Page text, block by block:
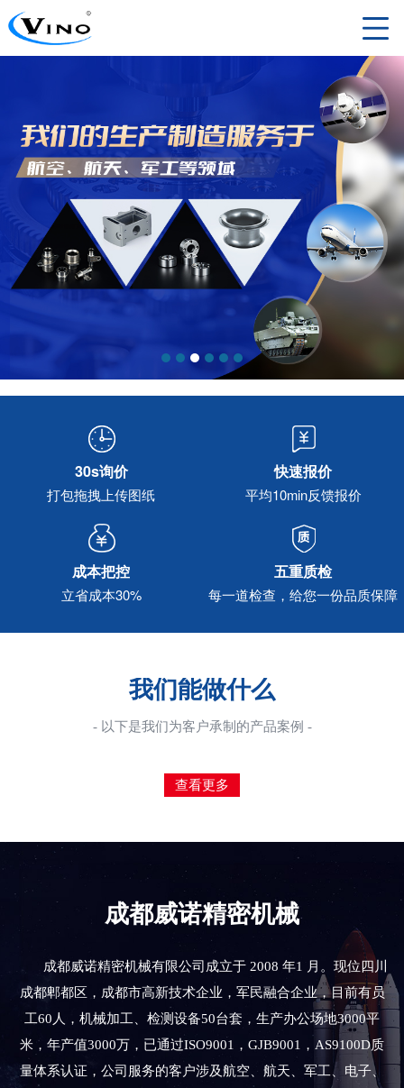
30s询价
打包拖拽上传图纸
快速报价
平均10min反馈报价
成本把控
立省成本30%
五重质检
每一道检查，给您一份品质保障
我们能做什么
- 以下是我们为客户承制的产品案例 -
查看更多
成都威诺精密机械
成都威诺精密机械有限公司成立于 2008 年1 月。现位四川
成都郫都区，成都市高新技术企业，军民融合企业，目前有员
工60人，机械加工、检测设备50台套，生产办公场地3000平
米，年产值3000万，已通过ISO9001，GJB9001，AS9100D质
量体系认证，公司服务的客户涉及航空、航天、军工、电子、